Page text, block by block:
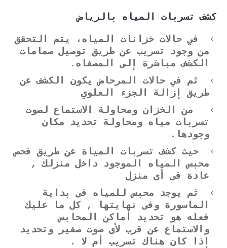
كشف تسربات المياه بالرياض
في حالات خزانات المياه، يتم التحقق
من وجود تسريب عن طريق توصيل صمامات
الكشف مباشرة إلى المصفاه.
ثم في حالات المرحاض يكون الكشف عن
طريق إزالة الجزء العلوي
من الخزان ومحاولة الاستماع لصوت
تسربات مياه ومحاولة تحديد مكان
وجودها.
حيث كشف تسربات المياة عن طريق فحص
محبس المياه الموجود داخل منزلك ,
عادة فى أى منزل
ثم يوجد محبس للمياه فى بداية
الماسورة وفى نهايتها , كل ما عليك
فعله هو تحديد أماكن المحابس
والاستماع عن قرب لأى صوت صفير وتحديد
إذا كان هناك تسريب أم لا .